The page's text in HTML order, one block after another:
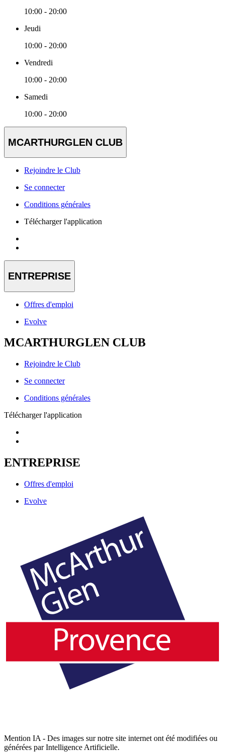
10:00 - 20:00
Jeudi
10:00 - 20:00
Vendredi
10:00 - 20:00
Samedi
10:00 - 20:00
MCARTHURGLEN CLUB
Rejoindre le Club
Se connecter
Conditions générales
Télécharger l'application
ENTREPRISE
Offres d'emploi
Evolve
MCARTHURGLEN CLUB
Rejoindre le Club
Se connecter
Conditions générales
Télécharger l'application
ENTREPRISE
Offres d'emploi
Evolve
Mention IA - Des images sur notre site internet ont été modifiées ou
générées par Intelligence Artificielle.